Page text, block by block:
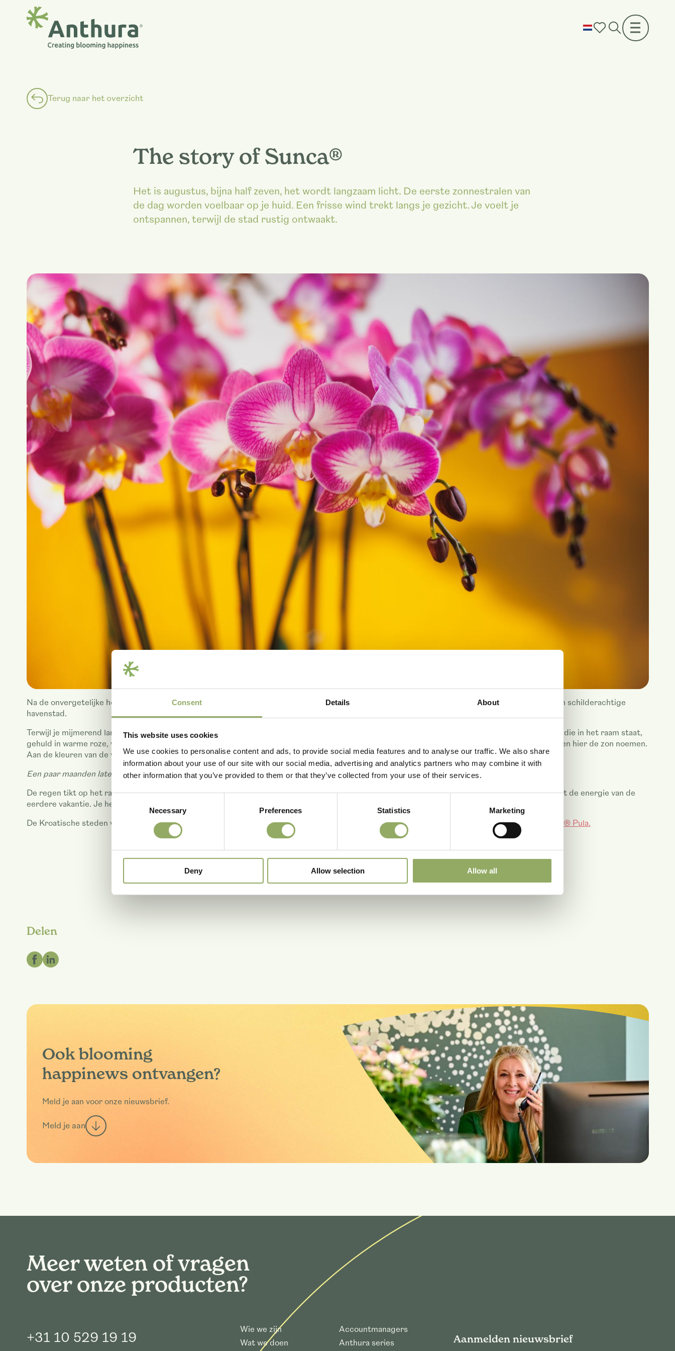
Consent Details About
This website uses cookies
We use cookies to personalise content and ads, to provide social media features and to analyse our traffic. We also share
information about your use of our site with our social media, advertising and analytics partners who may combine it with
other information that you’ve provided to them or that they’ve collected from your use of their services.
Consent
Necessary Preferences Statistics Marketing
Deny Allow selection Allow all
Terug naar het overzicht
The story of Sunca®
Het is augustus, bijna half zeven, het wordt langzaam licht. De eerste zonnestralen van
de dag worden voelbaar op je huid. Een frisse wind trekt langs je gezicht. Je voelt je
ontspannen, terwijl de stad rustig ontwaakt.
Na de onvergetelijke herinneringen van afgelopen jaar, heb je opnieuw gekozen door het prachtige Kroatië te reizen. Dit keer ben je in Zadar, een schilderachtige
havenstad.
Terwijl je mijmerend langs de kustlijn loopt, wordt je oog opeens getrokken door een knus strandhuisje. Het licht valt op een prachtige orchidee die in het raam staat,
gehuld in warme roze, witte en paarse tinten, met een intens geel gekleurde lip in het midden. Het doet je denken aan de ‘Sunce’ zoals de Kroaten hier de zon noemen.
Aan de kleuren van de warme gloed van de zonsopkomst en zonsondergang. Deze bloem straalt!
Een paar maanden later…
De regen tikt op het raam, de dagen worden weer kouder. Je kijkt naar je vensterbank, waar je jouw Sunca® hebt neergezet. Je herbeleeft direct de energie van de
eerdere vakantie. Je hebt de zon in huis gehaald.
De Kroatische steden vormen de inspiratiebron voor onze Sunca®-lijn. Maak kennis met
Sunca® Split, Sunca® Zagreb Sunca® Pula.
Delen
Ook blooming
happinews ontvangen?
Meld je aan voor onze nieuwsbrief.
Meld je aan
Meer weten of vragen
over onze producten?
+31 10 529 19 19
Wie we zijn
Wat we doen
Accountmanagers
Anthura series
Aanmelden nieuwsbrief